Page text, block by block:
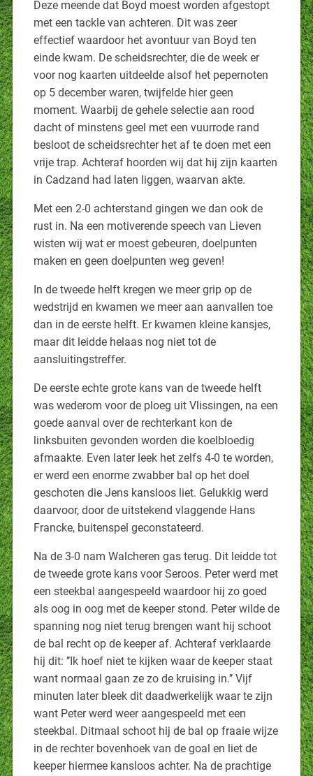
Deze meende dat Boyd moest worden afgestopt
met een tackle van achteren. Dit was zeer
effectief waardoor het avontuur van Boyd ten
einde kwam. De scheidsrechter, die de week er
voor nog kaarten uitdeelde alsof het pepernoten
op 5 december waren, twijfelde hier geen
moment. Waarbij de gehele selectie aan rood
dacht of minstens geel met een vuurrode rand
besloot de scheidsrechter het af te doen met een
vrije trap. Achteraf hoorden wij dat hij zijn kaarten
in Cadzand had laten liggen, waarvan akte.
Met een 2-0 achterstand gingen we dan ook de
rust in. Na een motiverende speech van Lieven
wisten wij wat er moest gebeuren, doelpunten
maken en geen doelpunten weg geven!
In de tweede helft kregen we meer grip op de
wedstrijd en kwamen we meer aan aanvallen toe
dan in de eerste helft. Er kwamen kleine kansjes,
maar dit leidde helaas nog niet tot de
aansluitingstreffer.
De eerste echte grote kans van de tweede helft
was wederom voor de ploeg uit Vlissingen, na een
goede aanval over de rechterkant kon de
linksbuiten gevonden worden die koelbloedig
afmaakte. Even later leek het zelfs 4-0 te worden,
er werd een enorme zwabber bal op het doel
geschoten die Jens kansloos liet. Gelukkig werd
daarvoor, door de uitstekend vlaggende Hans
Francke, buitenspel geconstateerd.
Na de 3-0 nam Walcheren gas terug. Dit leidde tot
de tweede grote kans voor Seroos. Peter werd met
een steekbal aangespeeld waardoor hij zo goed
als oog in oog met de keeper stond. Peter wilde de
spanning nog niet terug brengen want hij schoot
de bal recht op de keeper af. Achteraf verklaarde
hij dit: ’’Ik hoef niet te kijken waar de keeper staat
want normaal gaan ze zo de kruising in.’’ Vijf
minuten later bleek dit daadwerkelijk waar te zijn
want Peter werd weer aangespeeld met een
steekbal. Ditmaal schoot hij de bal op fraaie wijze
in de rechter bovenhoek van de goal en liet de
keeper hiermee kansloos achter. Na de prachtige